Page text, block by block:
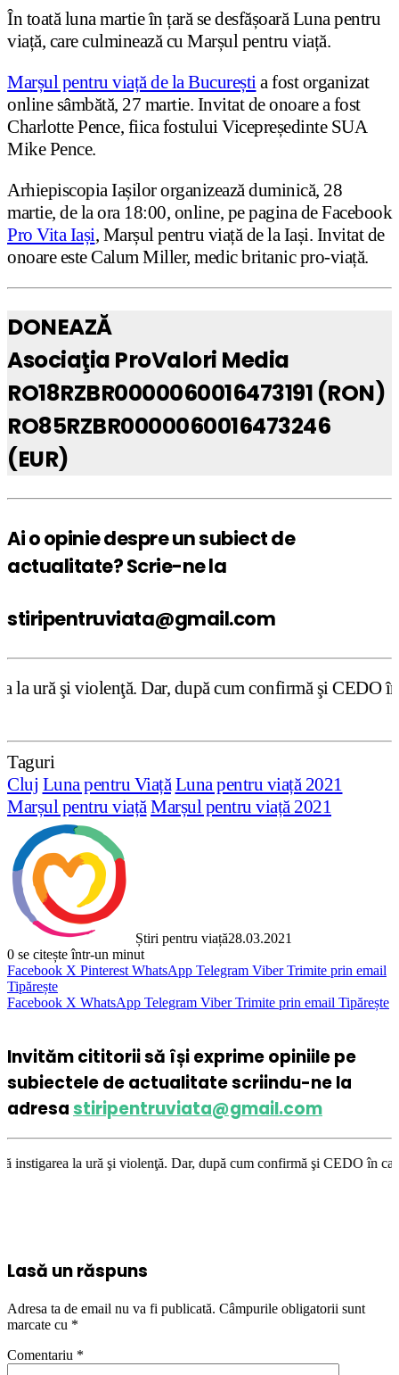
În toată luna martie în țară se desfășoară Luna pentru
viață, care culminează cu Marșul pentru viață.
Marșul pentru viață de la București a fost organizat
online sâmbătă, 27 martie. Invitat de onoare a fost
Charlotte Pence, fiica fostului Vicepreședinte SUA
Mike Pence.
Arhiepiscopia Iașilor organizează duminică, 28
martie, de la ora 18:00, online, pe pagina de Facebook
Pro Vita Iași, Marșul pentru viață de la Iași. Invitat de
onoare este Calum Miller, medic britanic pro-viață.
DONEAZĂ
Asociaţia ProValori Media
RO18RZBR0000060016473191 (RON)
RO85RZBR0000060016473246
(EUR)
Ai o opinie despre un subiect de
actualitate? Scrie-ne la
stiripentruviata@gmail.com
după cum confirmă şi CEDO în cazul
Taguri
Cluj Luna pentru Viață Luna pentru viață 2021
Marșul pentru viațăMarșul pentru viață 2021
Știri pentru viață28.03.2021
0 se citește într-un minut
Facebook X Pinterest WhatsApp Telegram Viber Trimite prin email
Tipărește
Facebook X WhatsApp Telegram Viber Trimite prin email Tipărește
Invităm cititorii să își exprime opiniile pe
subiectele de actualitate scriindu-ne la
adresastiripentruviata@gmail.com
violenţă. Dar, după cum confirmă şi CEDO în cazul Handyside
Lasă un răspuns
Adresa ta de email nu va fi publicată. Câmpurile obligatorii sunt
marcate cu *
Comentariu *